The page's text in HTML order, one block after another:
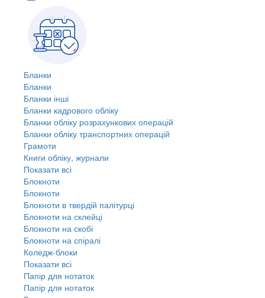
Бланки
Бланки
Бланки інші
Бланки кадрового обліку
Бланки обліку розрахункових операцій
Бланки обліку транспортних операцій
Грамоти
Книги обліку, журнали
Показати всі
Блокноти
Блокноти
Блокноти в твердій палітурці
Блокноти на склейці
Блокноти на скобі
Блокноти на спіралі
Коледж-блоки
Показати всі
Папір для нотаток
Папір для нотаток